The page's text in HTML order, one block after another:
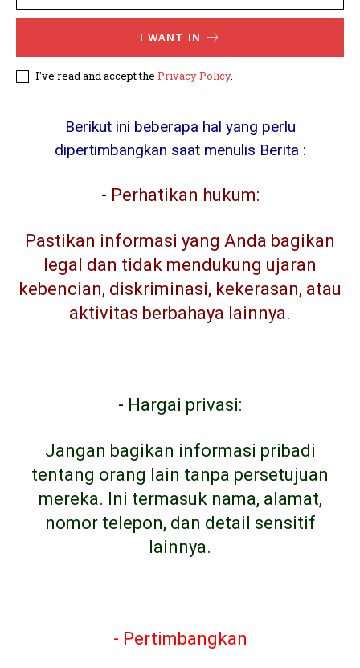
I WANT IN
I've read and accept the Privacy Policy.
Berikut ini beberapa hal yang perlu
dipertimbangkan saat menulis Berita :
- Perhatikan hukum:
Pastikan informasi yang Anda bagikan
legal dan tidak mendukung ujaran
kebencian, diskriminasi, kekerasan, atau
aktivitas berbahaya lainnya.
- Hargai privasi:
Jangan bagikan informasi pribadi
tentang orang lain tanpa persetujuan
mereka. Ini termasuk nama, alamat,
nomor telepon, dan detail sensitif
lainnya.
- Pertimbangkan